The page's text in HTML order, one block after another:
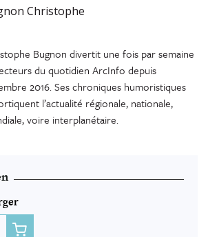
Christophe
Bugnon divertit une fois par semaine
du quotidien ArcInfo depuis
2016. Ses chroniques humoristiques
l’actualité régionale, nationale,
voire interplanétaire.
